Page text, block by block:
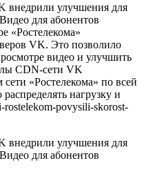
внедрили улучшения для
для абонентов
«Ростелекома»
VK. Это позволило
видео и улучшить
CDN-сети VK
«Ростелекома» по всей
нагрузку и
povysili-skorost-
внедрили улучшения для
для абонентов